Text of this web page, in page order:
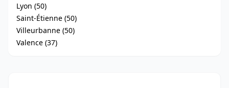
Lyon (50)
Saint-Étienne (50)
Villeurbanne (50)
Valence (37)